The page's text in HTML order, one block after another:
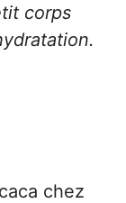
corps
chez